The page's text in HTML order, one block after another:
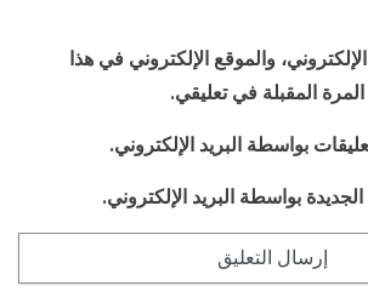
والموقع الإلكتروني في هذا
المقبلة في تعليقي.
بواسطة البريد الإلكتروني.
بواسطة البريد الإلكتروني.